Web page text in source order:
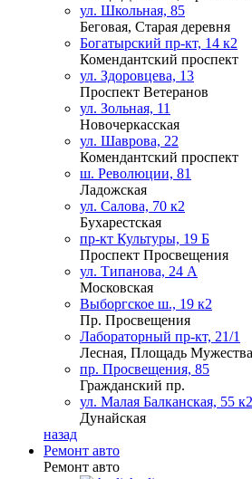
ул. Школьная, 85
Беговая, Старая деревня
Богатырский пр-кт, 14 к2
Комендантский проспект
ул. Здоровцева, 13
Проспект Ветеранов
ул. Зольная, 11
Новочеркасская
ул. Шаврова, 22
Комендантский проспект
ш. Революции, 81
Ладожская
ул. Салова, 70 к2
Бухарестская
пр-кт Культуры, 19 Б
Проспект Просвещения
ул. Типанова, 24 А
Московская
Выборгское ш., 19 к2
Пр. Просвещения
Лабораторный пр-кт, 21/1
Лесная, Площадь Мужества
пр. Просвещения, 85
Гражданский пр.
ул. Малая Балканская, 55 к2
Дунайская
назад
Ремонт авто
Ремонт авто